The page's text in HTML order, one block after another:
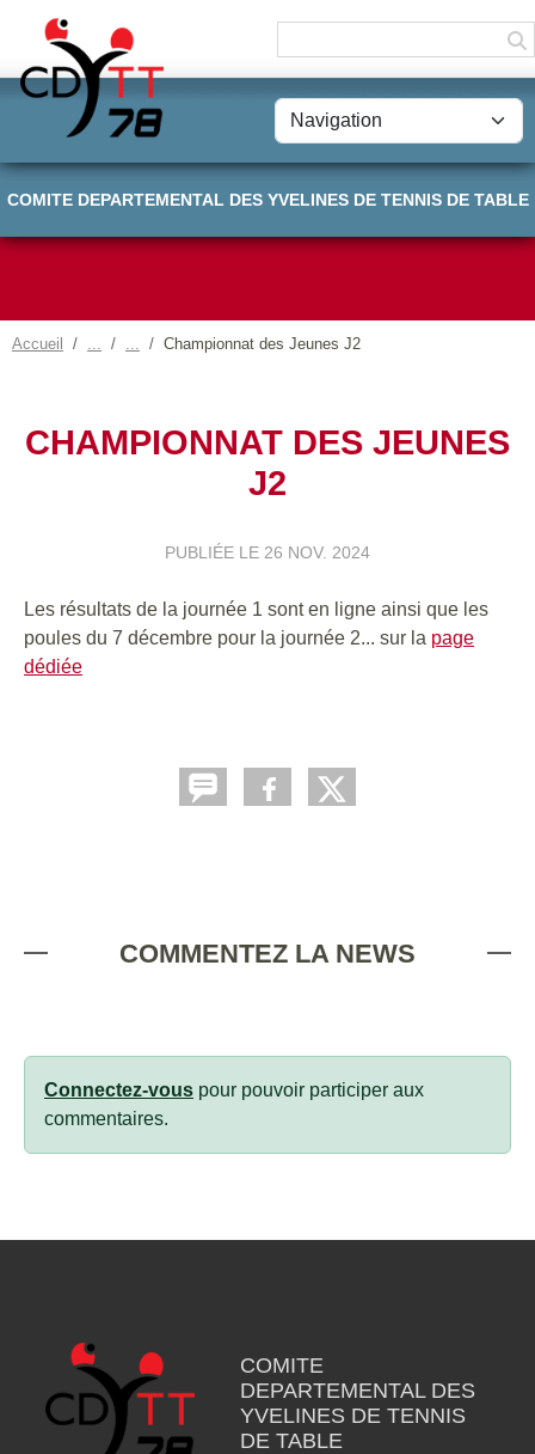
COMITE DEPARTEMENTAL DES YVELINES DE TENNIS DE TABLE
Accueil Championnat des Jeunes J2
CHAMPIONNAT DES JEUNES
J2
PUBLIÉE LE 26 NOV. 2024
Les résultats de la journée 1 sont en ligne ainsi que les
poules du 7 décembre pour la journée 2... sur la page
dédiée
COMMENTEZ LA NEWS
Connectez-vous pour pouvoir participer aux
commentaires.
COMITE
DEPARTEMENTAL DES
YVELINES DE TENNIS
DE TABLE
Panneau de gestion des cookies